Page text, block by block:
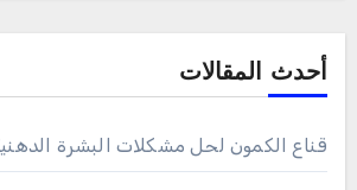
أحدث المقالات
قناع الكمون لحل مشكلات البشرة